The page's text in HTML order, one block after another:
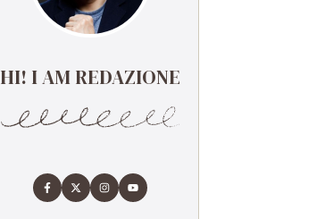
HI! I AM REDAZIONE